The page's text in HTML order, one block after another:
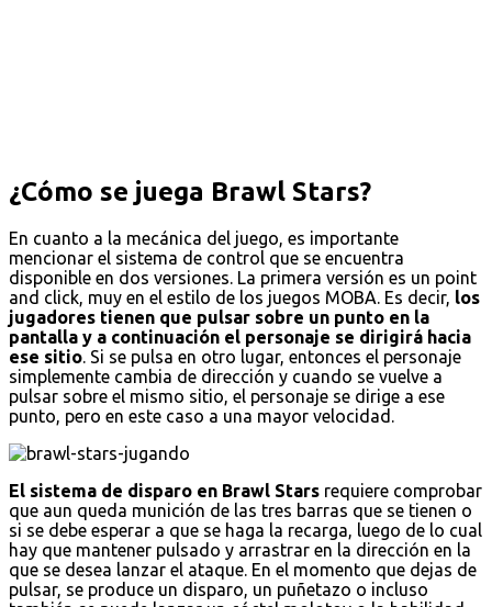
¿Cómo se juega Brawl Stars?
En cuanto a la mecánica del juego, es importante
mencionar el sistema de control que se encuentra
disponible en dos versiones. La primera versión es un point
and click, muy en el estilo de los juegos MOBA. Es decir, los
jugadores tienen que pulsar sobre un punto en la
pantalla y a continuación el personaje se dirigirá hacia
ese sitio. Si se pulsa en otro lugar, entonces el personaje
simplemente cambia de dirección y cuando se vuelve a
pulsar sobre el mismo sitio, el personaje se dirige a ese
punto, pero en este caso a una mayor velocidad.
El sistema de disparo en Brawl Stars requiere comprobar
que aun queda munición de las tres barras que se tienen o
si se debe esperar a que se haga la recarga, luego de lo cual
hay que mantener pulsado y arrastrar en la dirección en la
que se desea lanzar el ataque. En el momento que dejas de
pulsar, se produce un disparo, un puñetazo o incluso